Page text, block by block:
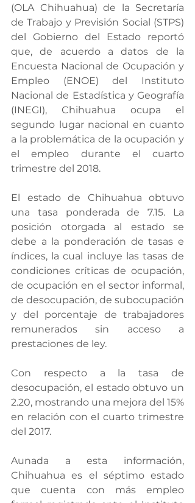
(OLA Chihuahua) de la Secretaría
de Trabajo y Previsión Social (STPS)
del Gobierno del Estado reportó
que, de acuerdo a datos de la
Encuesta Nacional de Ocupación y
Empleo (ENOE) del Instituto
Nacional de Estadística y Geografía
(INEGI), Chihuahua ocupa el
segundo lugar nacional en cuanto
a la problemática de la ocupación y
el empleo durante el cuarto
trimestre del 2018.
El estado de Chihuahua obtuvo
una tasa ponderada de 7.15. La
posición otorgada al estado se
debe a la ponderación de tasas e
índices, la cual incluye las tasas de
condiciones críticas de ocupación,
de ocupación en el sector informal,
de desocupación, de subocupación
y del porcentaje de trabajadores
remunerados sin acceso a
prestaciones de ley.
Con respecto a la tasa de
desocupación, el estado obtuvo un
2.20, mostrando una mejora del 15%
en relación con el cuarto trimestre
del 2017.
Aunada a esta información,
Chihuahua es el séptimo estado
que cuenta con más empleo